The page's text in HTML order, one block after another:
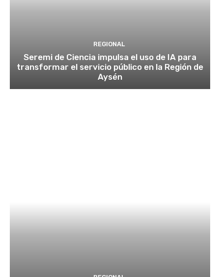
REGIONAL
Seremi de Ciencia impulsa el uso de IA para
transformar el servicio público en la Región de
Aysén